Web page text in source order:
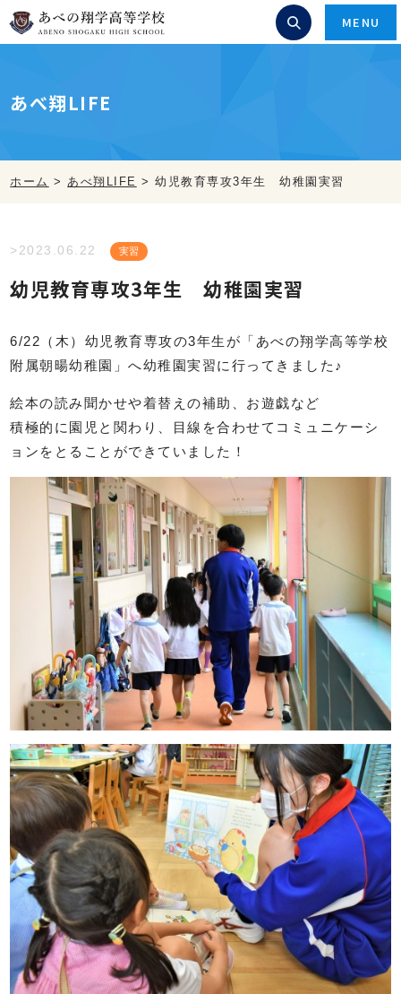
MENU
あべ翔LIFE
ホーム >あべ翔LIFE >幼児教育専攻3年生 幼稚園実習
>2023.06.22 実習
幼児教育専攻3年生 幼稚園実習
6/22（木）幼児教育専攻の3年生が「あべの翔学高等学校
附属朝暘幼稚園」へ幼稚園実習に行ってきました♪
絵本の読み聞かせや着替えの補助、お遊戯など
積極的に園児と関わり、目線を合わせてコミュニケーシ
ョンをとることができていました！